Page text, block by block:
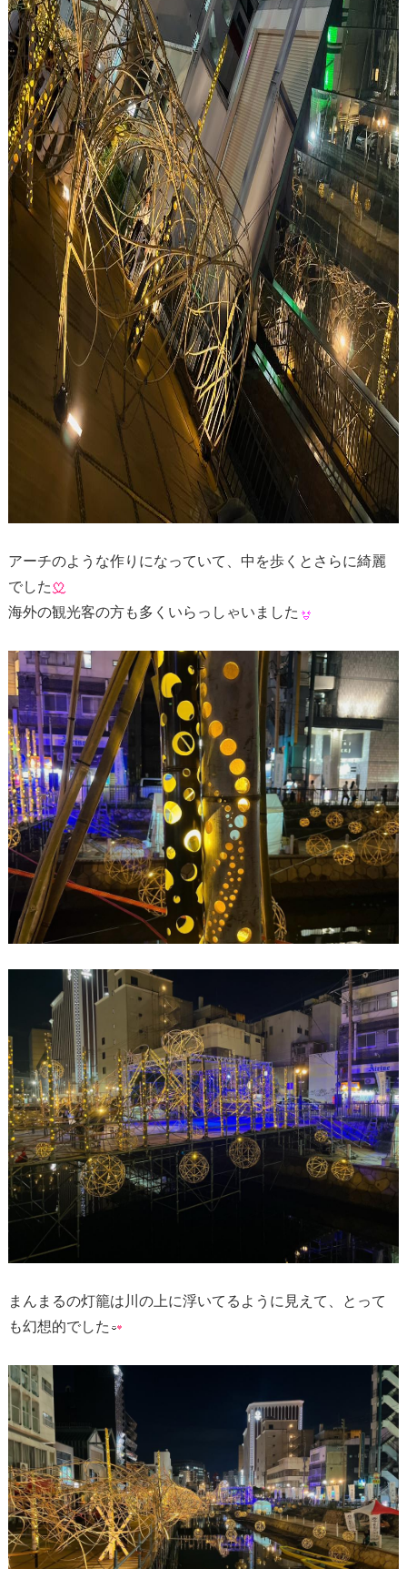
アーチのような作りになっていて、中を歩くとさらに綺麗
でした
海外の観光客の方も多くいらっしゃいました
まんまるの灯籠は川の上に浮いてるように見えて、とって
も幻想的でした